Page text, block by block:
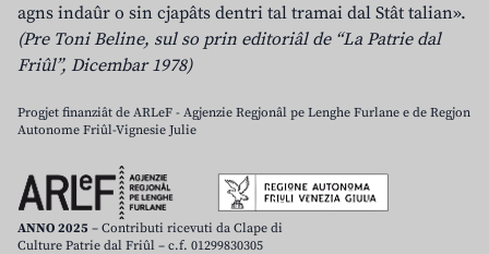
agns indaûr o sin cjapâts dentri tal tramai dal Stât talian».
(Pre Toni Beline, sul so prin editoriâl de “La Patrie dal
Friûl”, Dicembar 1978)
Progjet finanziât de ARLeF - Agjenzie Regjonâl pe Lenghe Furlane e de Regjon
Autonome Friûl-Vignesie Julie
ANNO 2025 – Contributi ricevuti da Clape di
Culture Patrie dal Friûl – c.f. 01299830305